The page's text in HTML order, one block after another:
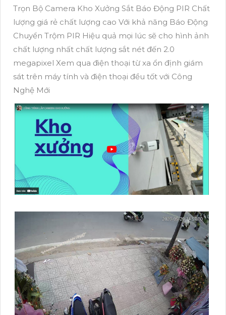
Trọn Bộ Camera Kho Xưởng Sắt Báo Động PIR Chất
lượng giá rẻ chất lượng cao Với khả năng Báo Động
Chuyển Trộm PIR Hiệu quả mọi lúc sẽ cho hình ảnh
chất lượng nhất chất lượng sắt nét đến 2.0
megapixel Xem qua điện thoại từ xa ổn định giám
sát trên máy tính và điện thoại đều tốt với Công
Nghệ Mới